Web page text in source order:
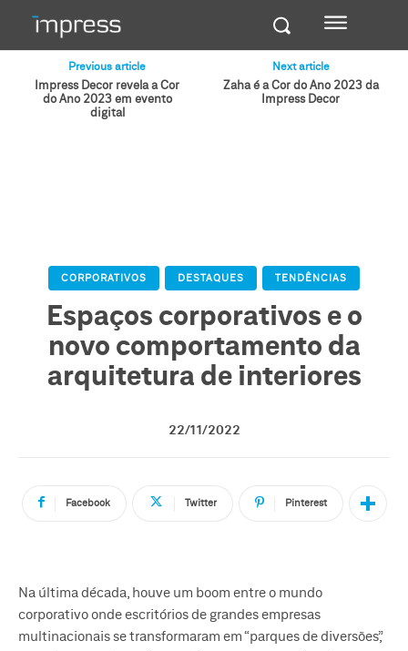
Previous article
Impress Decor revela a Cor
do Ano 2023 em evento
digital
Next article
Zaha é a Cor do Ano 2023 da
Impress Decor
CORPORATIVOS DESTAQUES TENDÊNCIAS
Espaços corporativos e o
novo comportamento da
arquitetura de interiores
22/11/2022
Facebook Twitter Pinterest
Na última década, houve um boom entre o mundo
corporativo onde escritórios de grandes empresas
multinacionais se transformaram em “parques de diversões”,